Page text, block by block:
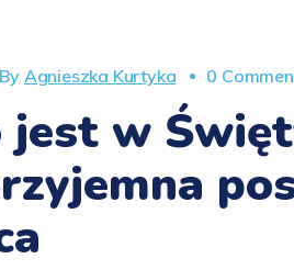
By Agnieszka Kurtyka 0
jest w